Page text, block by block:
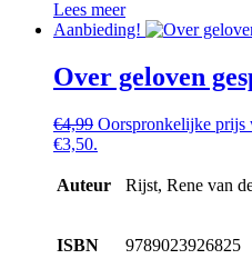
Lees meer
Aanbieding!
Over geloven
€4,99 Oorspronkelijke prijs
€3,50.
Auteur Rijst, Rene van
ISBN 9789023926825